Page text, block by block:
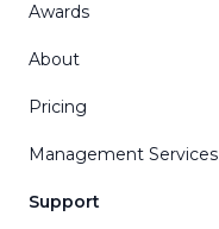
Awards
About
Pricing
Management Services
Support